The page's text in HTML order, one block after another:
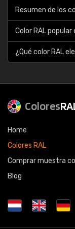
Resumen de los
Color RAL
¿Qué color RAL
Colores
Home
Colores RAL
Comprar muestra
Blog